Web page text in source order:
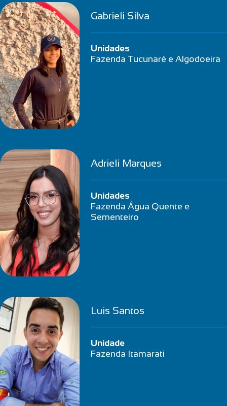
Gabrieli Silva
Unidades
Fazenda Tucunaré e Algodoeira
Adrieli Marques
Unidades
Fazenda Água Quente e
Sementeiro
Luis Santos
Unidade
Fazenda Itamarati